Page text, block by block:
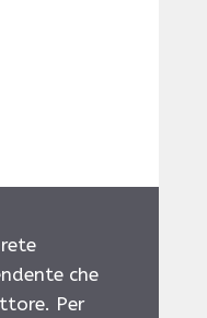
che
Per